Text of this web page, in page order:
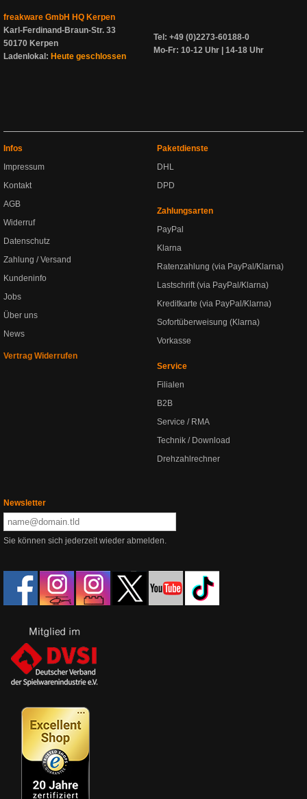
freakware GmbH HQ Kerpen
Karl-Ferdinand-Braun-Str. 33
50170 Kerpen
Ladenlokal: Heute geschlossen
Tel: +49 (0)2273-60188-0
Mo-Fr: 10-12 Uhr | 14-18 Uhr
Infos
Impressum
Kontakt
AGB
Widerruf
Datenschutz
Zahlung / Versand
Kundeninfo
Jobs
Über uns
News
Vertrag Widerrufen
Paketdienste
DHL
DPD
Zahlungsarten
PayPal
Klarna
Ratenzahlung (via PayPal/Klarna)
Lastschrift (via PayPal/Klarna)
Kreditkarte (via PayPal/Klarna)
Sofortüberweisung (Klarna)
Vorkasse
Service
Filialen
B2B
Service / RMA
Technik / Download
Drehzahlrechner
Newsletter
Sie können sich jederzeit wieder abmelden.